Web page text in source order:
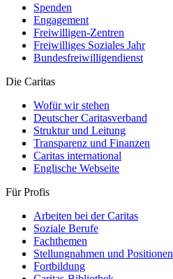
Spenden
Engagement
Freiwilligen-Zentren
Freiwilliges Soziales Jahr
Bundesfreiwilligendienst
Die Caritas
Wofür wir stehen
Deutscher Caritasverband
Struktur und Leitung
Transparenz und Finanzen
Caritas international
Englische Webseite
Für Profis
Arbeiten bei der Caritas
Soziale Berufe
Fachthemen
Stellungnahmen und Positionen
Fortbildung